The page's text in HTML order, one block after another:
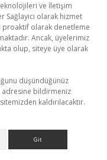
ve İletişim
Sağlayıcı olarak hizmet
proaktif olarak denetleme
Ancak, üyelerimiz
olup, siteye üye olarak
düşündüğünüz
adresine bildirmeniz
kaldırılacaktır.